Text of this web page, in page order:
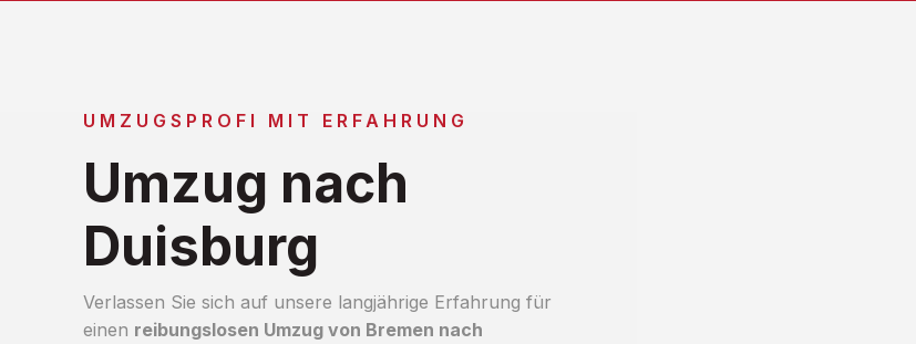
UMZUGSPROFI MIT ERFAHRUNG
Umzug nach
Duisburg
Verlassen Sie sich auf unsere langjährige Erfahrung für
einen reibungslosen Umzug von Bremen nach